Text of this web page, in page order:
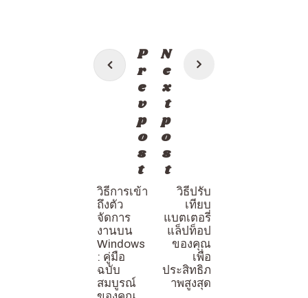
แนะแนว
เรื่อง
P
r
e
v
p
o
s
t
วิธีการเข้า
ถึงตัว
จัดการ
งานบน
Windows
: คู่มือ
ฉบับ
สมบูรณ์
N
e
x
t
p
o
s
t
วิธีปรับ
เทียบ
แบตเตอรี่
แล็ปท็อป
ของคุณ
เพื่อ
ประสิทธิภ
าพสูงสุด